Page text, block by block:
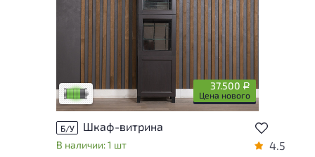
37.500 Р
Цена нового
У товара присутствуют незначительные
следы эксплуатации, не влияющие на
Низкая степень износа
Б/У Шкаф-витрина
В наличии: 1 шт 4.5